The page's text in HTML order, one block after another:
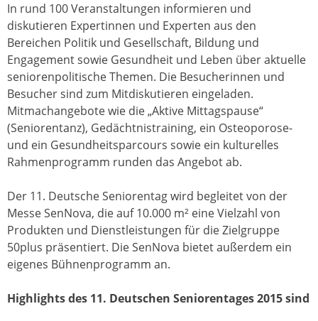
In rund 100 Veranstaltungen informieren und
diskutieren Expertinnen und Experten aus den
Bereichen Politik und Gesellschaft, Bildung und
Engagement sowie Gesundheit und Leben über aktuelle
seniorenpolitische Themen. Die Besucherinnen und
Besucher sind zum Mitdiskutieren eingeladen.
Mitmachangebote wie die „Aktive Mittagspause“
(Seniorentanz), Gedächtnistraining, ein Osteoporose-
und ein Gesundheitsparcours sowie ein kulturelles
Rahmenprogramm runden das Angebot ab.
Der 11. Deutsche Seniorentag wird begleitet von der
Messe SenNova, die auf 10.000 m² eine Vielzahl von
Produkten und Dienstleistungen für die Zielgruppe
50plus präsentiert. Die SenNova bietet außerdem ein
eigenes Bühnenprogramm an.
Highlights des 11. Deutschen Seniorentages 2015 sind